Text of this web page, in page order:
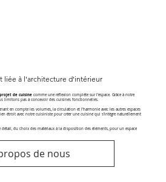
liée à l'architecture d'intérieur
projet de cuisinecomme une réflexion complète sur l’espace. Grâce à notre
limitons pas à concevoir des cuisines fonctionnelles.
en compte les volumes, la circulation et l’harmonie avec les autres espaces
étroit avec notre cuisiniste pour créer une cuisine qui s’intègre naturellement
détail, du choix des matériaux à la disposition des éléments, pour un espace
de nous